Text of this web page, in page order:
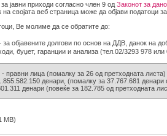
јавни приходи согласно член 9 од Законот за
својата веб страница може да објави
Ве молиме да се обратите до:
за објавените долгови по основ на ДДВ, данок на
буџет, гаранции и анализа (тел.02/3293 978
лица (помалку за 26 од претходната
денари, (помалку за 37.767.681
денари (повеќе за 182.785 од претходната
MB)